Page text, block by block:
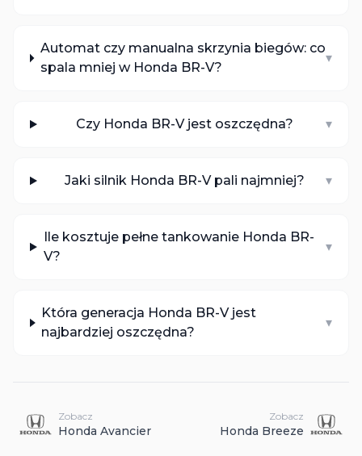
Automat czy manualna skrzynia biegów: co
spala mniej w Honda BR-V?
▾
Czy Honda BR-V jest oszczędna? ▾
Jaki silnik Honda BR-V pali najmniej? ▾
Ile kosztuje pełne tankowanie Honda BR-
V?
▾
Która generacja Honda BR-V jest
najbardziej oszczędna?
▾
Zobacz
Honda Avancier
Zobacz
Honda Breeze